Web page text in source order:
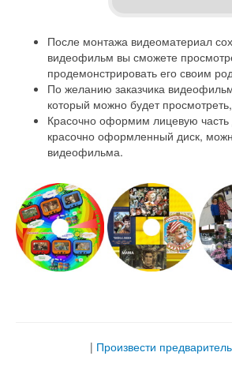
После монтажа видеоматериал
видеофильм вы сможете
продемонстрировать его своим
По желанию заказчика
который можно будет
Красочно оформим лицевую
красочно оформленный диск,
видеофильма.
| Произвести